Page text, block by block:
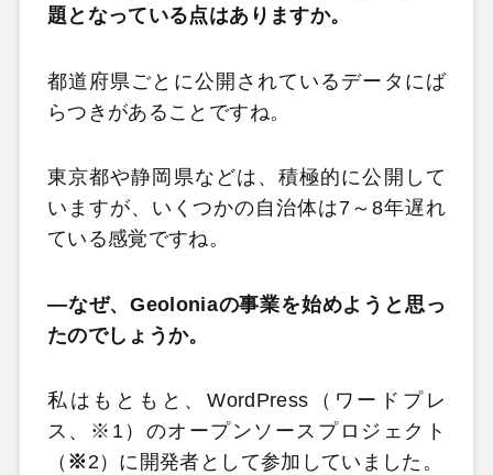
題となっている点はありますか。
都道府県ごとに公開されているデータにば
らつきがあることですね。
東京都や静岡県などは、積極的に公開して
いますが、いくつかの自治体は7～8年遅れ
ている感覚ですね。
―なぜ、Geoloniaの事業を始めようと思っ
たのでしょうか。
私はもともと、WordPress（ワードプレ
ス、※1）のオープンソースプロジェクト
（ ※2）に開発者として参加していました。